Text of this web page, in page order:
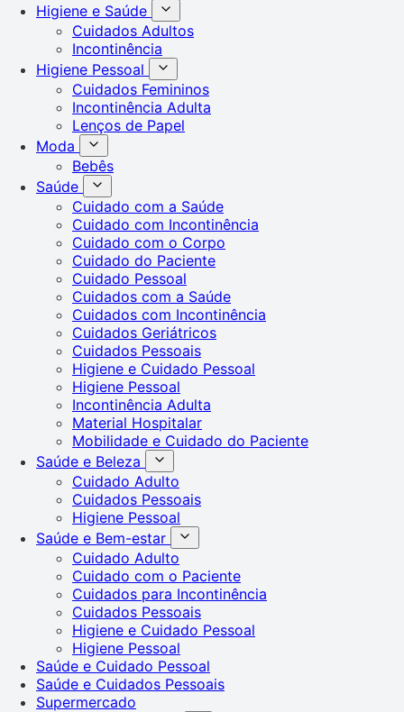
Higiene e Saúde
Cuidados Adultos
Incontinência
Higiene Pessoal
Cuidados Femininos
Incontinência Adulta
Lenços de Papel
Moda
Bebês
Saúde
Cuidado com a Saúde
Cuidado com Incontinência
Cuidado com o Corpo
Cuidado do Paciente
Cuidado Pessoal
Cuidados com a Saúde
Cuidados com Incontinência
Cuidados Geriátricos
Cuidados Pessoais
Higiene e Cuidado Pessoal
Higiene Pessoal
Incontinência Adulta
Material Hospitalar
Mobilidade e Cuidado do Paciente
Saúde e Beleza
Cuidado Adulto
Cuidados Pessoais
Higiene Pessoal
Saúde e Bem-estar
Cuidado Adulto
Cuidado com o Paciente
Cuidados para Incontinência
Cuidados Pessoais
Higiene e Cuidado Pessoal
Higiene Pessoal
Saúde e Cuidado Pessoal
Saúde e Cuidados Pessoais
Supermercado